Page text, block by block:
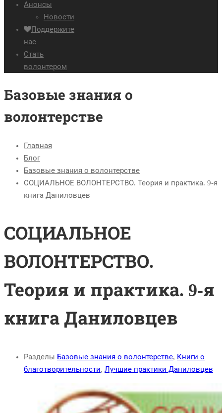
Анонсы
Новости
Поддержите
нас
Стать
волонтером
Базовые знания о
волонтерстве
Главная
Блог
Базовые знания о волонтерстве
СОЦИАЛЬНОЕ ВОЛОНТЕРСТВО. Теория и практика. 9-я
книга Даниловцев
СОЦИАЛЬНОЕ
ВОЛОНТЕРСТВО.
Теория и практика. 9-я
книга Даниловцев
Разделы Базовые знания о волонтерстве, Книги о
благотворительности, Лучшие практики Даниловцев